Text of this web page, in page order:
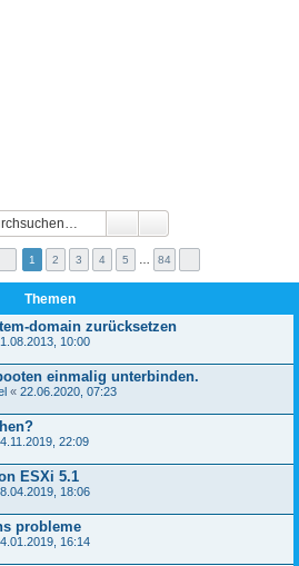
1 2 3 4 5 84
Themen
domain zurücksetzen
10:00
einmalig unterbinden.
« 22.06.2020, 07:23
22:09
ESXi 5.1
18:06
probleme
16:14